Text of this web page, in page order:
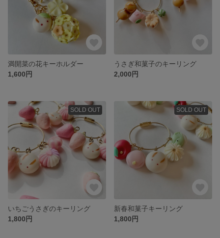
満開菜の花キーホルダー
1,600円
うさぎ和菓子のキーリング
2,000円
SOLD OUT
いちごうさぎのキーリング
1,800円
SOLD OUT
新春和菓子キーリング
1,800円